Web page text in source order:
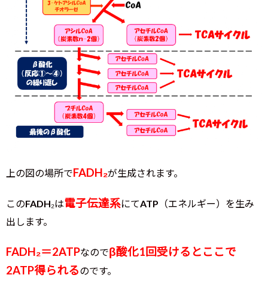
上の図の場所でFADH₂が生成されます。
このFADH₂は電子伝達系にてATP（エネルギー）を生み
出します。
FADH₂＝2ATPなのでβ酸化1回受けるとここで
2ATP得られるのです。